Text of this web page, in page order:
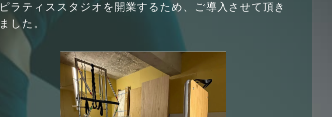
ピラティススタジオを開業するため、ご導入させて頂き
ました。